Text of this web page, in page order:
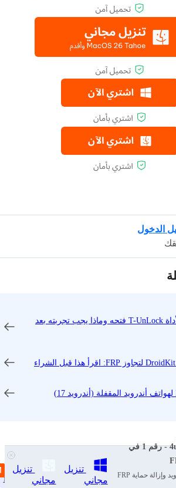
الدخول
ما الذي يمكن لأداة T-UnLock فتحه وماذا يجب تجربته بعد
نصائح واتساب نصائح آيفون iOS 27
4uKey for Android - رقم 1 في
فتح قفل شاشة الاندرويد وإزالة حماية FRP
تنزيل
مجاني
تنزيل
مجاني